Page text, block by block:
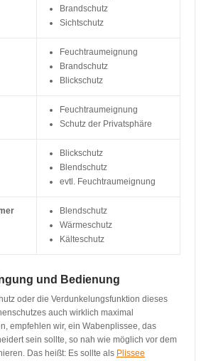
Brandschutz
Sichtschutz
Feuchtraumeignung
Brandschutz
Blickschutz
Feuchtraumeignung
Schutz der Privatsphäre
Blickschutz
Blendschutz
evtl. Feuchtraumeignung
Blendschutz
Wärmeschutz
Kälteschutz
und Bedienung
oder die Verdunkelungsfunktion dieses
auch wirklich maximal
empfehlen wir, ein Wabenplissee, das
sein sollte, so nah wie möglich vor dem
Das heißt: Es sollte als Plissee